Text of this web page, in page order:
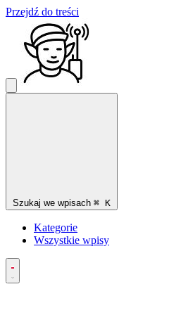
Przejdź do treści
Szukaj we wpisach ⌘ K
Kategorie
Wszystkie wpisy